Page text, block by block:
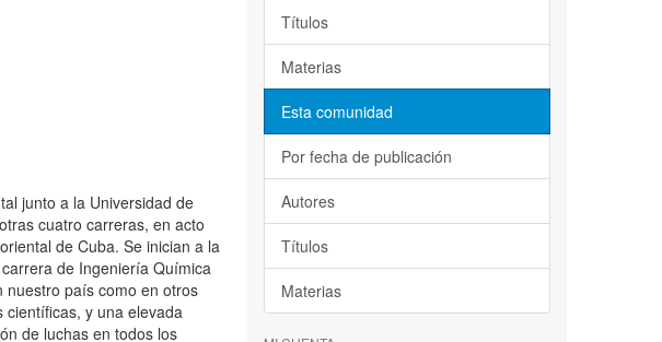
junto a la Universidad de
cuatro carreras, en acto
de Cuba. Se inician a la
de Ingeniería Química
nuestro país como en otros
científicas, y una elevada
de luchas en todos los
Títulos
Materias
Esta comunidad
Por fecha de publicación
Autores
Títulos
Materias